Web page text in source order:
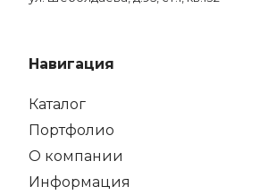
Навигация
Каталог
Портфолио
О компании
Информация